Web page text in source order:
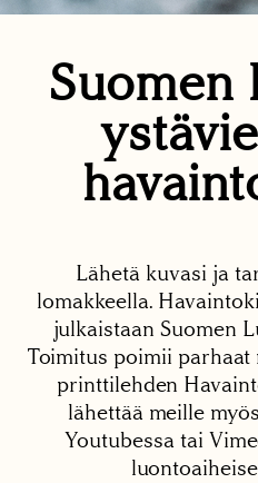
Suomen
Lähetä kuvasi ja
lomakkeella.
julkaistaan Suomen
Toimitus poimii parhaat
printtilehden
lähettää meille
Youtubessa tai